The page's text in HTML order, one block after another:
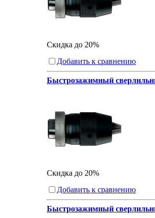
Скидка до 20%
Добавить к сравнению
Быстрозажимный
Скидка до 20%
Добавить к сравнению
Быстрозажимный